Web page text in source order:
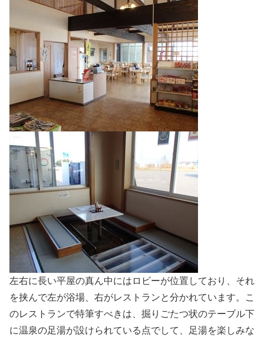
左右に長い平屋の真ん中にはロビーが位置しており、それ
を挟んで左が浴場、右がレストランと分かれています。こ
のレストランで特筆すべきは、掘りごたつ状のテーブル下
に温泉の足湯が設けられている点でして、足湯を楽しみな